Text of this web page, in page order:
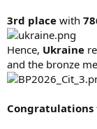
3rd place with
Hence, Ukraine
and the bronze